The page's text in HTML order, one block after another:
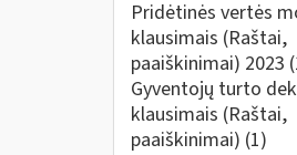
Pridėtinės vertės
klausimais (Raštai,
paaiškinimai) 2023
Gyventojų turto
klausimais (Raštai,
paaiškinimai) (1)